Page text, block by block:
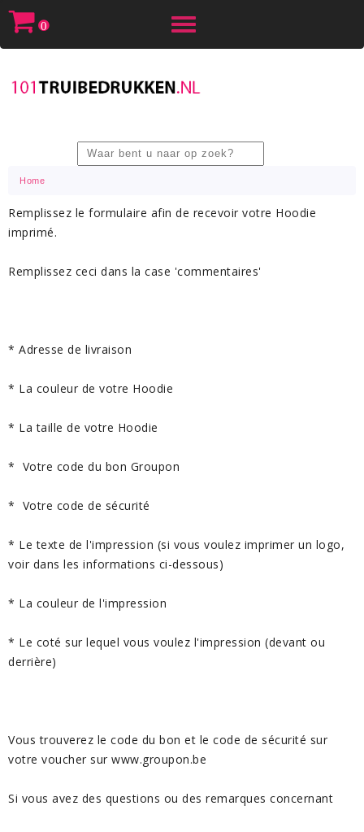
Toggle
0
Home
Remplissez le formulaire afin de recevoir votre Hoodie
imprimé.
Remplissez ceci dans la case 'commentaires'
* Adresse de livraison
* La couleur de votre Hoodie
* La taille de votre Hoodie
* Votre code du bon Groupon
* Votre code de sécurité
* Le texte de l'impression (si vous voulez imprimer un logo,
voir dans les informations ci-dessous)
* La couleur de l'impression
* Le coté sur lequel vous voulez l'impression (devant ou
derrière)
Vous trouverez le code du bon et le code de sécurité sur
votre voucher sur www.groupon.be
Si vous avez des questions ou des remarques concernant